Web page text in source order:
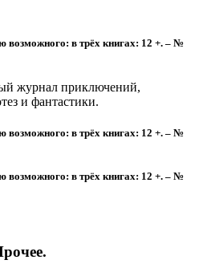
возможного: в трёх книгах: 12 +. – №
журнал приключений,
и фантастики.
возможного: в трёх книгах: 12 +. – №
возможного: в трёх книгах: 12 +. – №